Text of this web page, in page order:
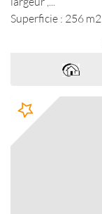
Superficie : 256 m2